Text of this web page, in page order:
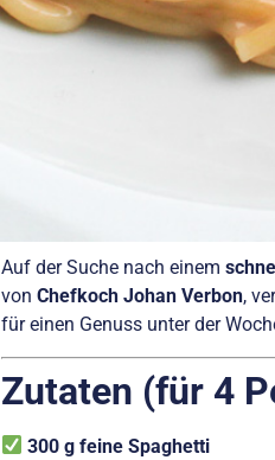
Auf der Suche nach einem
von Chefkoch Johan Verbon,
für einen Genuss unter der
Zutaten (für 4
300 g feine Spaghetti